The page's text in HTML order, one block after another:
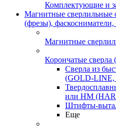
Комплектующие и
Магнитные сверлильные
(фрезы), фаскосниматели,
Магнитные
Корончатые сверла
Сверла из
(GOLD-
или HM
Штифты-
Еще